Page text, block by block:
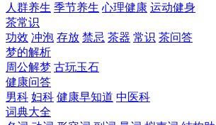
人群养生 季节养生 心理健康 运动健身
茶常识
功效 冲泡 存放 禁忌 茶器 常识 茶问答
梦的解析
周公解梦 古玩玉石
健康问答
男科 妇科 健康早知道 中医科
词典大全